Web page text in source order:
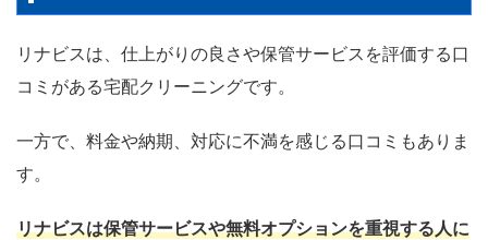
リナビスは、仕上がりの良さや保管サービスを評価する口
コミがある宅配クリーニングです。
一方で、料金や納期、対応に不満を感じる口コミもありま
す。
リナビスは保管サービスや無料オプションを重視する人に